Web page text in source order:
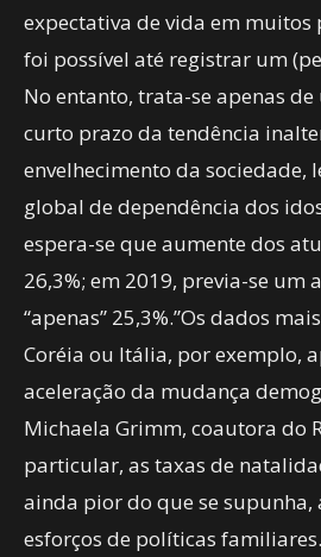
expectativa de vida em muitos
foi possível até registrar um
No entanto, trata-se apenas
curto prazo da tendência
envelhecimento da sociedade,
global de dependência dos
espera-se que aumente dos
26,3%; em 2019, previa-se um
“apenas” 25,3%.”Os dados
Coréia ou Itália, por exemplo,
aceleração da mudança
Michaela Grimm, coautora do
particular, as taxas de
ainda pior do que se supunha,
esforços de políticas